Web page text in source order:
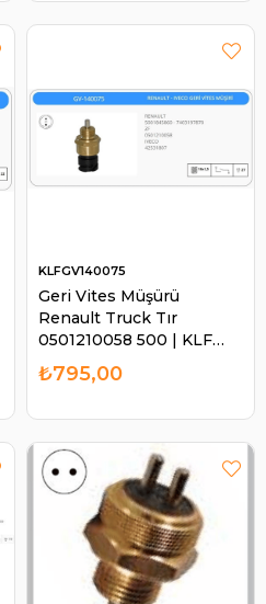
Geri Vites Müşürü
Renault Truck Tır
0501210058 500 | KLF
GV140075
KLFGV140075
₺795,00